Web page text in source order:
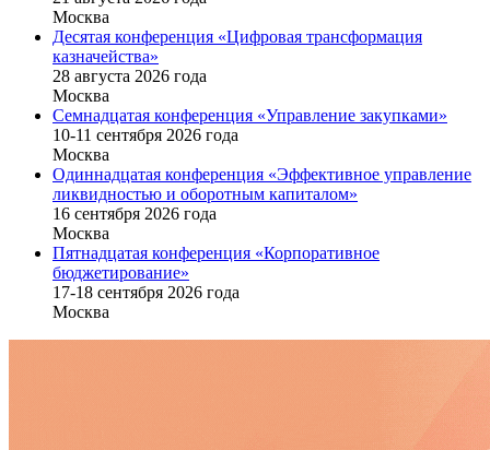
Москва
Десятая конференция «Цифровая трансформация
казначейства»
28 августа 2026 года
Москва
Семнадцатая конференция «Управление закупками»
10-11 сентября 2026 года
Москва
Одиннадцатая конференция «Эффективное управление
ликвидностью и оборотным капиталом»
16 cентября 2026 года
Москва
Пятнадцатая конференция «Корпоративное
бюджетирование»
17-18 сентября 2026 года
Москва